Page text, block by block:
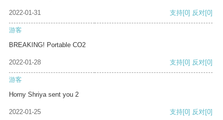
2022-01-31 支持[0] 反对[0]
游客
BREAKING! Portable CO2
2022-01-28 支持[0] 反对[0]
游客
Horny Shriya sent you 2
2022-01-25 支持[0] 反对[0]